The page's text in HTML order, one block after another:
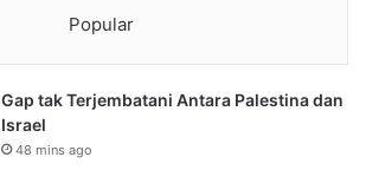
Popular
Gap tak Terjembatani Antara Palestina dan
Israel
48 mins ago